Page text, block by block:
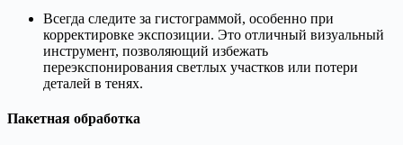
Всегда следите за гистограммой, особенно при
корректировке экспозиции. Это отличный визуальный
инструмент, позволяющий избежать
переэкспонирования светлых участков или потери
деталей в тенях.
Пакетная обработка